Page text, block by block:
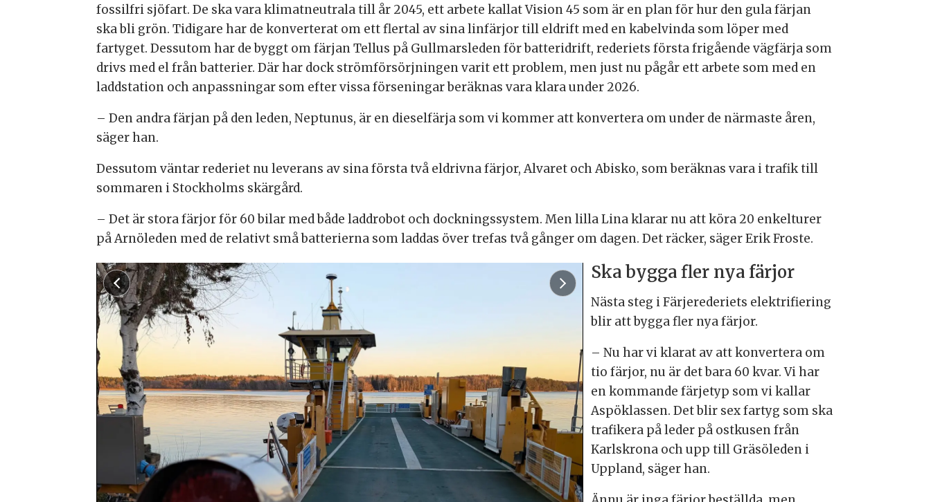
fossilfri sjöfart. De ska vara klimatneutrala till år 2045, ett arbete kallat Vision 45 som är en plan för hur den gula färjan
ska bli grön. Tidigare har de konverterat om ett flertal av sina linfärjor till eldrift med en kabelvinda som löper med
fartyget. Dessutom har de byggt om färjan Tellus på Gullmarsleden för batteridrift, rederiets första frigående vägfärja som
drivs med el från batterier. Där har dock strömförsörjningen varit ett problem, men just nu pågår ett arbete som med en
laddstation och anpassningar som efter vissa förseningar beräknas vara klara under 2026.
– Den andra färjan på den leden, Neptunus, är en dieselfärja som vi kommer att konvertera om under de närmaste åren,
säger han.
Dessutom väntar rederiet nu leverans av sina första två eldrivna färjor, Alvaret och Abisko, som beräknas vara i trafik till
sommaren i Stockholms skärgård.
– Det är stora färjor för 60 bilar med både laddrobot och dockningssystem. Men lilla Lina klarar nu att köra 20 enkelturer
på Arnöleden med de relativt små batterierna som laddas över trefas två gånger om dagen. Det räcker, säger Erik Froste.
Ska bygga fler nya färjor
Nästa steg i Färjerederiets elektrifiering
blir att bygga fler nya färjor.
– Nu har vi klarat av att konvertera om
tio färjor, nu är det bara 60 kvar. Vi har
en kommande färjetyp som vi kallar
Aspöklassen. Det blir sex fartyg som ska
trafikera på leder på ostkusen från
Karlskrona och upp till Gräsöleden i
Uppland, säger han.